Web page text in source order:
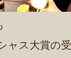
ャス大賞の